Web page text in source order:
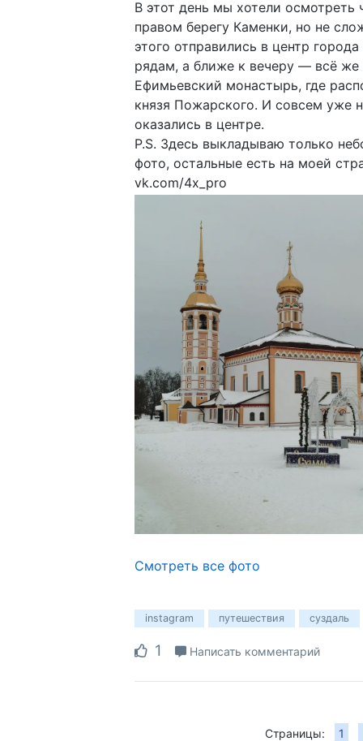
В этот день мы хотели осмотреть
правом берегу Каменки, но не
этого отправились в центр
рядам, а ближе к вечеру — всё же
Ефимьевский монастырь, где
князя Пожарского. И совсем уже
оказались в центре.
P.S. Здесь выкладываю только
фото, остальные есть на моей
vk.com/4x_pro
Смотреть все фото
instagram путешествия суздаль
1 Написать комментарий
Страницы: 1